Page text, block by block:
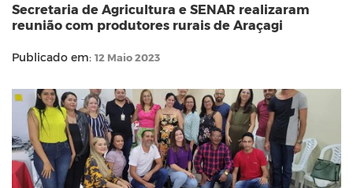
Secretaria de Agricultura e SENAR realizaram
reunião com produtores rurais de Araçagi
Publicado em: 12 Maio 2023